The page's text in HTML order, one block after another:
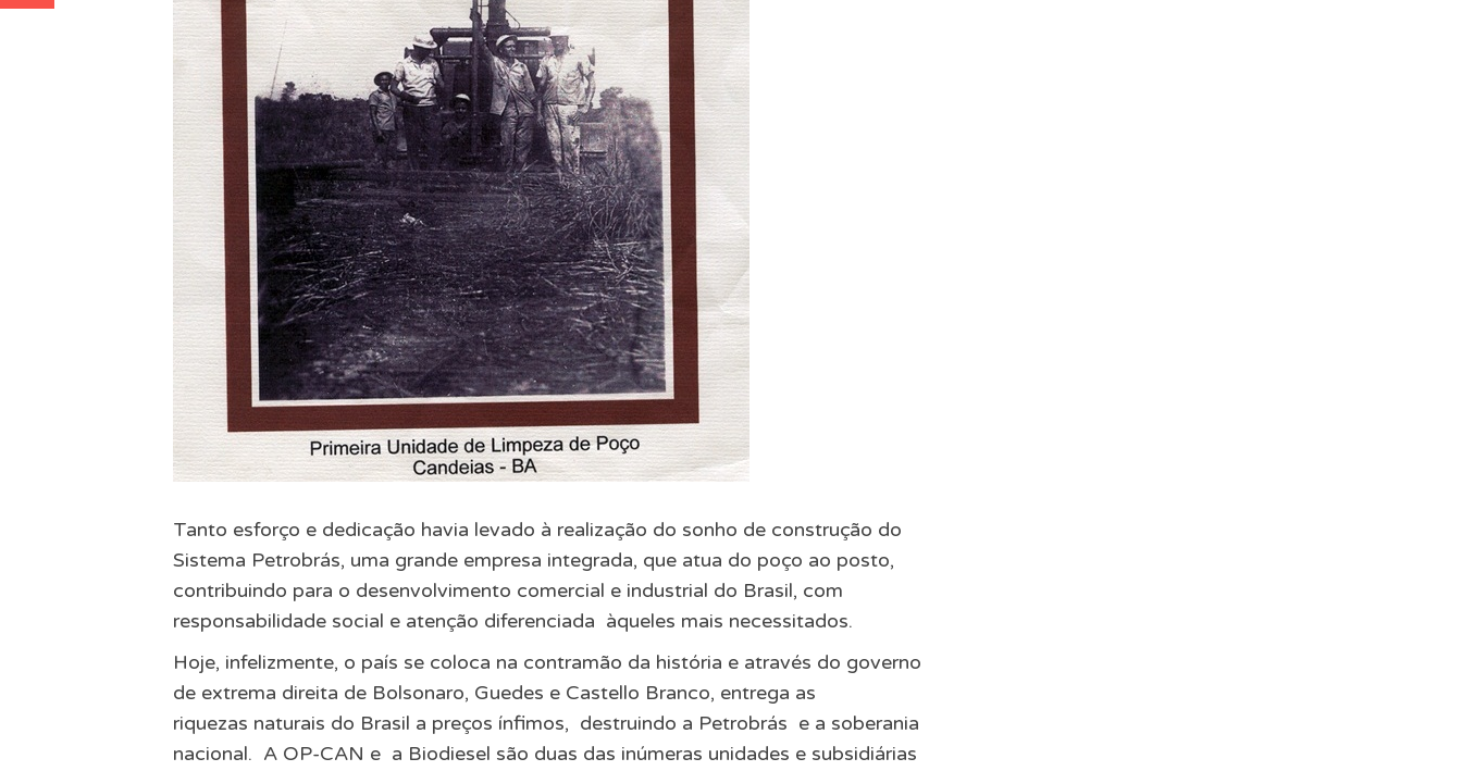
Tanto esforço e dedicação havia levado à realização do sonho de construção do
Sistema Petrobrás, uma grande empresa integrada, que atua do poço ao posto,
contribuindo para o desenvolvimento comercial e industrial do Brasil, com
responsabilidade social e atenção diferenciada àqueles mais necessitados.
Hoje, infelizmente, o país se coloca na contramão da história e através do governo
de extrema direita de Bolsonaro, Guedes e Castello Branco, entrega as
riquezas naturais do Brasil a preços ínfimos, destruindo a Petrobrás e a soberania
nacional. A OP-CAN e a Biodiesel são duas das inúmeras unidades e subsidiárias